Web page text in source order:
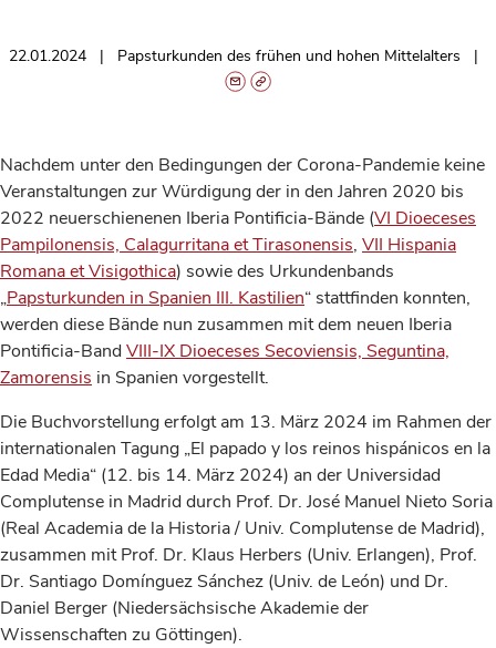
22.01.2024 Papsturkunden des frühen und hohen Mittelalters
Nachdem unter den Bedingungen der Corona-Pandemie keine
Veranstaltungen zur Würdigung der in den Jahren 2020 bis
2022 neuerschienenen Iberia Pontificia-Bände (VI Dioeceses
Pampilonensis, Calagurritana et Tirasonensis, VII Hispania
Romana et Visigothica) sowie des Urkundenbands
„Papsturkunden in Spanien III. Kastilien“ stattfinden konnten,
werden diese Bände nun zusammen mit dem neuen Iberia
Pontificia-BandVIII-IX Dioeceses Secoviensis, Seguntina,
Zamorensis in Spanien vorgestellt.
Die Buchvorstellung erfolgt am 13. März 2024 im Rahmen der
internationalen Tagung „El papado y los reinos hispánicos en la
Edad Media“ (12. bis 14. März 2024) an der Universidad
Complutense in Madrid durch Prof. Dr. José Manuel Nieto Soria
(Real Academia de la Historia / Univ. Complutense de Madrid),
zusammen mit Prof. Dr. Klaus Herbers (Univ. Erlangen), Prof.
Dr. Santiago Domínguez Sánchez (Univ. de León) und Dr.
Daniel Berger (Niedersächsische Akademie der
Wissenschaften zu Göttingen).